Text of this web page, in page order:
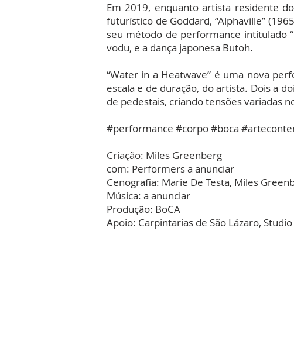
Em 2019, enquanto artista residente
futurístico de Goddard, “Alphaville”
seu método de performance intitulado
vodu, e a dança japonesa Butoh.
“Water in a Heatwave” é uma nova
escala e de duração, do artista. Dois a
de pedestais, criando tensões variadas
#performance #corpo #boca
Criação: Miles Greenberg
com: Performers a anunciar
Cenografia: Marie De Testa, Miles
Música: a anunciar
Produção: BoCA
Apoio: Carpintarias de São Lázaro,